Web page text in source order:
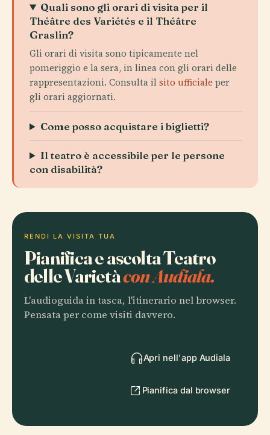
Quali sono gli orari di visita per il
Théâtre des Variétés e il Théâtre
Graslin?
Gli orari di visita sono tipicamente nel
pomeriggio e la sera, in linea con gli orari delle
rappresentazioni. Consulta ilsito ufficiale per
gli orari aggiornati.
Come posso acquistare i biglietti?
Il teatro è accessibile per le persone
con disabilità?
RENDI LA VISITA TUA
Pianifica e ascolta Teatro
delle Varietàcon Audiala.
L'audioguida in tasca, l'itinerario nel browser.
Pensata per come visiti davvero.
Apri nell'app Audiala
Pianifica dal browser